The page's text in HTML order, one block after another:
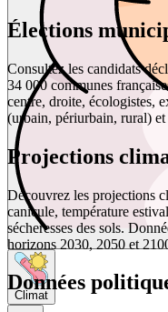
Climat
Élections
Consultez les candidats
34 000 communes
centre, droite, écologistes,
(urbain, périurbain, rural)
Projections
Découvrez les projections
canicule, température
sécheresses des sols.
horizons 2030, 2050 et
Données